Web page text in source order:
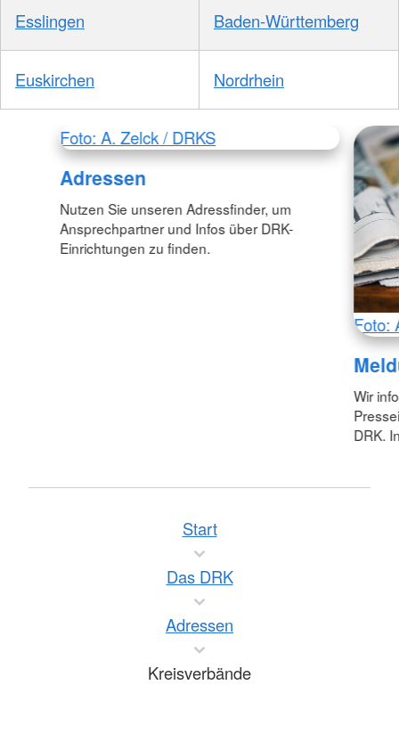
Esslingen Baden-Württemberg
Euskirchen Nordrhein
Foto: A. Zelck / DRKS
Adressen
Nutzen Sie unseren Adressfinder, um
Ansprechpartner und Infos über DRK-
Einrichtungen zu finden.
Foto:
Wir
DRK.
Start
Das DRK
Adressen
Kreisverbände